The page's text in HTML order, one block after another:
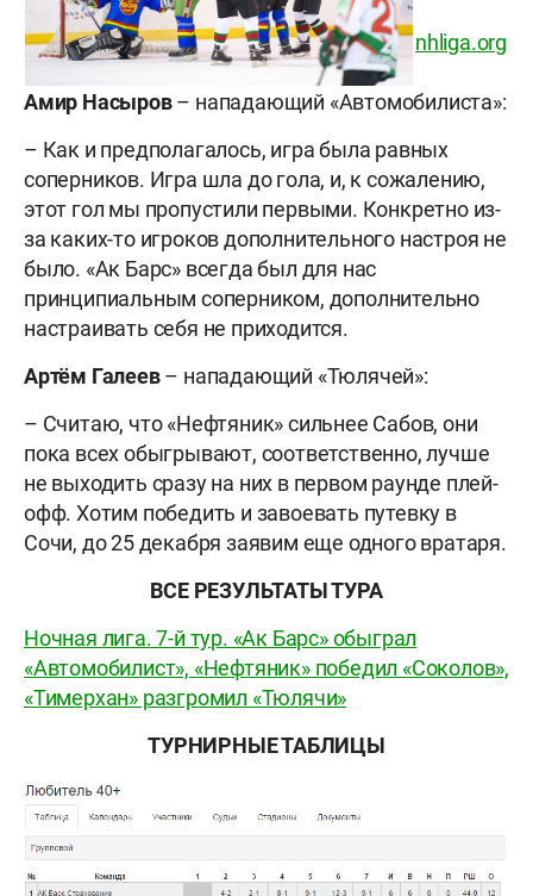
nhliga.org
Амир Насыров– нападающий «Автомобилиста»:
– Как и предполагалось, игра была равных
соперников. Игра шла до гола, и, к сожалению,
этот гол мы пропустили первыми. Конкретно из-
за каких-то игроков дополнительного настроя не
было. «Ак Барс» всегда был для нас
принципиальным соперником, дополнительно
настраивать себя не приходится.
Артём Галеев– нападающий «Тюлячей»:
– Считаю, что «Нефтяник» сильнее Сабов, они
пока всех обыгрывают, соответственно, лучше
не выходить сразу на них в первом раунде плей-
офф. Хотим победить и завоевать путевку в
Сочи, до 25 декабря заявим еще одного вратаря.
ВСЕ РЕЗУЛЬТАТЫ ТУРА
Ночная лига. 7-й тур. «Ак Барс» обыграл
«Автомобилист», «Нефтяник» победил «Соколов»,
«Тимерхан» разгромил «Тюлячи»
ТУРНИРНЫЕ ТАБЛИЦЫ